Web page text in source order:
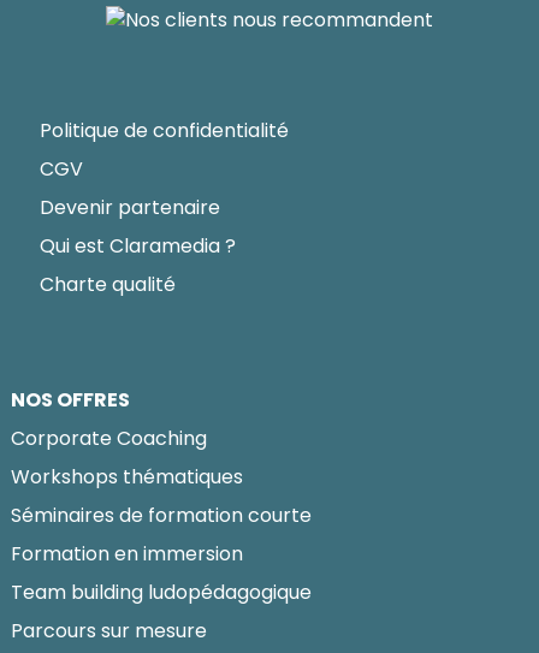
Politique de confidentialité
CGV
Devenir partenaire
Qui est Claramedia ?
Charte qualité
NOS OFFRES
Corporate Coaching
Workshops thématiques
Séminaires de formation courte
Formation en immersion
Team building ludopédagogique
Parcours sur mesure